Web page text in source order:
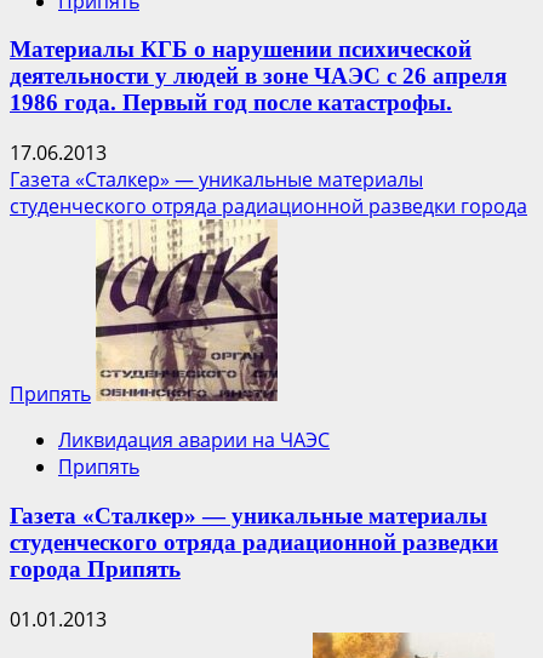
Материалы КГБ о нарушении психической
деятельности у людей в зоне ЧАЭС с 26 апреля
1986 года. Первый год после катастрофы.
17.06.2013
Газета «Сталкер» — уникальные материалы
студенческого отряда радиационной разведки города
Припять
Ликвидация аварии на ЧАЭС
Припять
Газета «Сталкер» — уникальные материалы
студенческого отряда радиационной разведки
города Припять
01.01.2013